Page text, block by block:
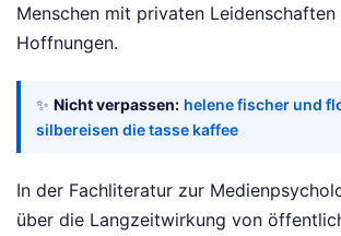
Menschen mit privaten Leidenschaften
Hoffnungen.
✨ Nicht verpassen: helene fischer und
silbereisen die tasse kaffee
In der Fachliteratur zur
über die Langzeitwirkung von